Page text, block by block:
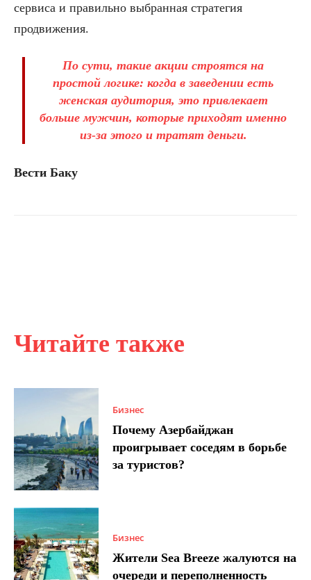
Читайте также
Бизнес
Почему Азербайджан
проигрывает соседям в борьбе
за туристов?
Бизнес
Жители Sea Breeze жалуются на
очереди и переполненность
сервиса и правильно выбранная стратегия
продвижения.
По сути, такие акции строятся на
простой логике: когда в заведении есть
женская аудитория, это привлекает
больше мужчин, которые приходят именно
из-за этого и тратят деньги.
Вести Баку